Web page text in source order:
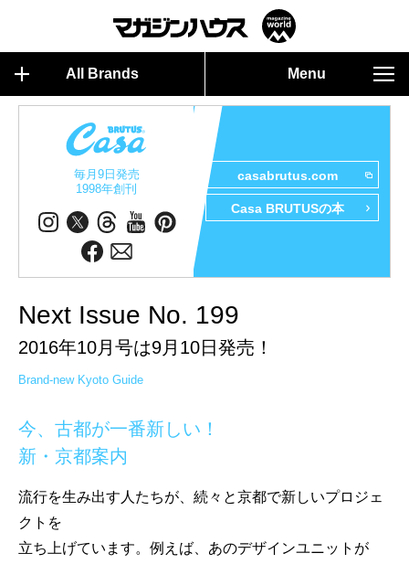
All Brands Menu
毎月9日発売
1998年創刊
casabrutus.com
Casa BRUTUSの本
Next Issue No. 199
2016年10月号は9月10日発売！
Brand-new Kyoto Guide
今、古都が一番新しい！
新・京都案内
流行を生み出す人たちが、続々と京都で新しいプロジェ
クトを
立ち上げています。例えば、あのデザインユニットが